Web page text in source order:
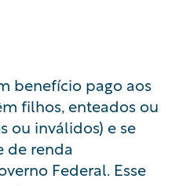
benefício pago aos
filhos, enteados ou
ou inválidos) e se
de renda
Federal. Esse